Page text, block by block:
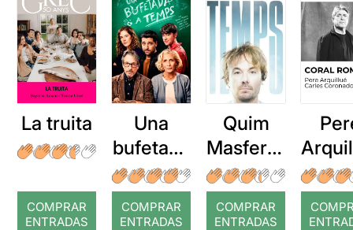
La truita
COMPRAR
ENTRADAS
Una
bufetada
a temps
COMPRAR
ENTRADAS
Quim
Masferre
r: Temps
COMPRAR
ENTRADAS
: